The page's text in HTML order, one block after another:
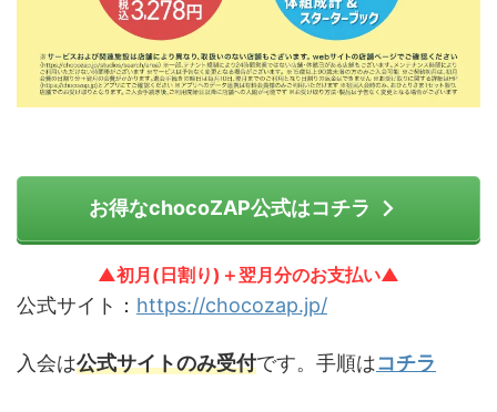
お得なchocoZAP公式はコチラ
▲初月(日割り)＋翌月分のお支払い▲
公式サイト： https://chocozap.jp/
入会は公式サイトのみ受付です。手順はコチラ